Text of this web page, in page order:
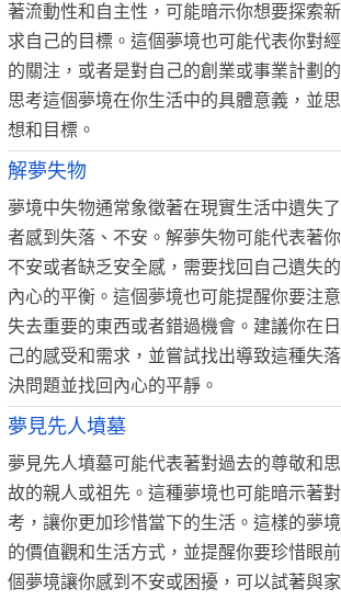
著流動性和自主性，可能暗示你想要探索
求自己的目標。這個夢境也可能代表你對
的關注，或者是對自己的創業或事業計劃
思考這個夢境在你生活中的具體意義，並
想和目標。
解夢失物
夢境中失物通常象徵著在現實生活中遺失
者感到失落、不安。解夢失物可能代表著
不安或者缺乏安全感，需要找回自己遺失
內心的平衡。這個夢境也可能提醒你要注
失去重要的東西或者錯過機會。建議你在
己的感受和需求，並嘗試找出導致這種失
決問題並找回內心的平靜。
夢見先人墳墓
夢見先人墳墓可能代表著對過去的尊敬和
故的親人或祖先。這種夢境也可能暗示著
考，讓你更加珍惜當下的生活。這樣的夢
的價值觀和生活方式，並提醒你要珍惜眼
個夢境讓你感到不安或困擾，可以試著與